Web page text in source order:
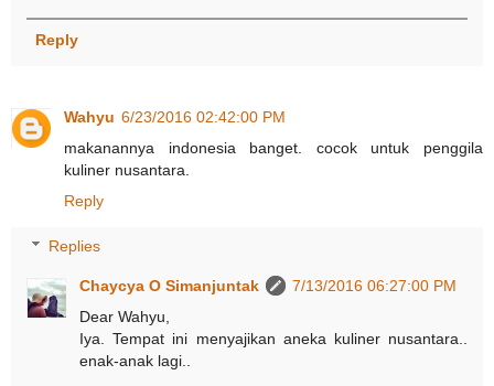
Reply
Wahyu 6/23/2016 02:42:00 PM
makanannya indonesia banget. cocok untuk penggila
kuliner nusantara.
Reply
Replies
Chaycya O Simanjuntak
7/13/2016 06:27:00 PM
Dear Wahyu,
Iya. Tempat ini menyajikan aneka kuliner nusantara..
enak-anak lagi..